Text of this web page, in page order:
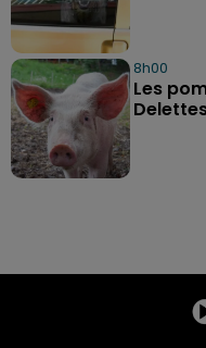
8h00
Les